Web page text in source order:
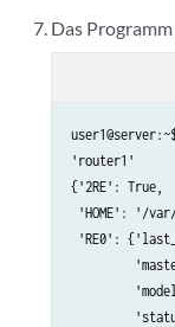
Das
'router1'
{'2RE': True,
'HOME': '/var/
'RE0':